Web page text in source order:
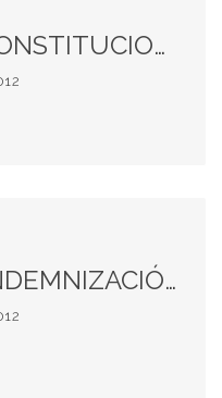
TRABAJO. INDEMNIZACION. SENTENCIA. CONGRUENCIA.
PRECIO JUSTO.